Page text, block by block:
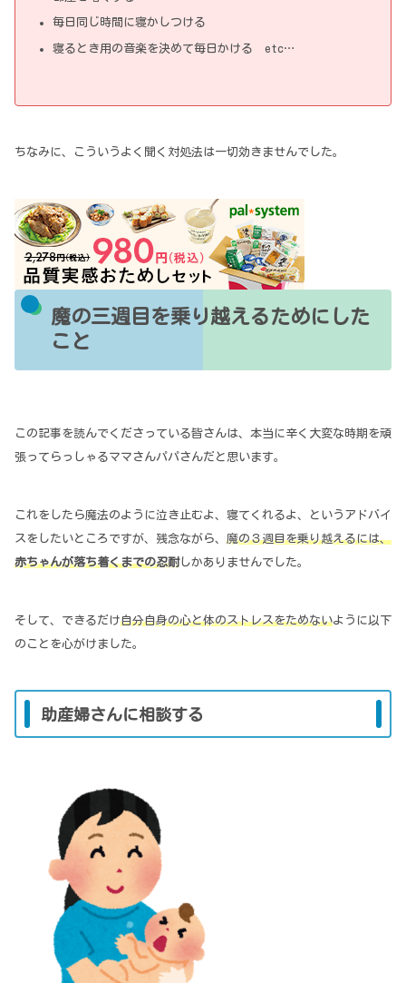
毎日同じ時間に寝かしつける
寝るとき用の音楽を決めて毎日かける etc…
ちなみに、こういうよく聞く対処法は一切効きませんでした。
魔の三週目を乗り越えるためにした
こと
この記事を読んでくださっている皆さんは、本当に辛く大変な時期を頑
張ってらっしゃるママさんパパさんだと思います。
これをしたら魔法のように泣き止むよ、寝てくれるよ、というアドバイ
スをしたいところですが、残念ながら、 魔の３週目を乗り越えるには、
赤ちゃんが落ち着くまでの忍耐しかありませんでした。
そして、できるだけ自分自身の心と体のストレスをためないように以下
のことを心がけました。
助産婦さんに相談する